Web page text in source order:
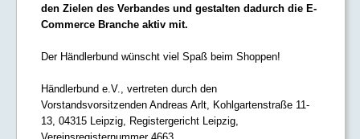
den Zielen des Verbandes und gestalten dadurch die E-
Commerce Branche aktiv mit.
Der Händlerbund wünscht viel Spaß beim Shoppen!
Händlerbund e.V., vertreten durch den
Vorstandsvorsitzenden Andreas Arlt, Kohlgartenstraße 11-
13, 04315 Leipzig, Registergericht Leipzig,